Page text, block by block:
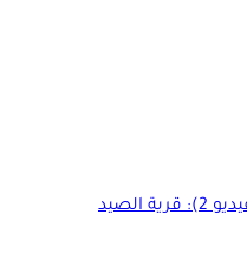
لقاءات مع مهنيي بوجدور (بالفيديو 2): قرية الصيد